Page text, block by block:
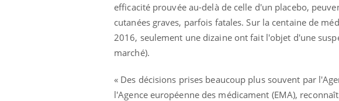
efficacité prouvée au-delà de celle d'un placebo,
cutanées graves, parfois fatales. Sur la centaine de
2016, seulement une dizaine ont fait l'objet d'une
marché).
« Des décisions prises beaucoup plus souvent par
l'Agence européenne des médicament (EMA),